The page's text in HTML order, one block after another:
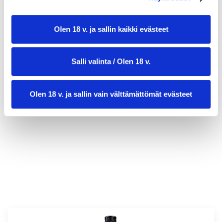
Olen 18 v. ja sallin kaikki evästeet
Salli valinta / Olen 18 v.
Olen 18 v. ja sallin vain välttämättömät evästeet
valmistusaika:30 min